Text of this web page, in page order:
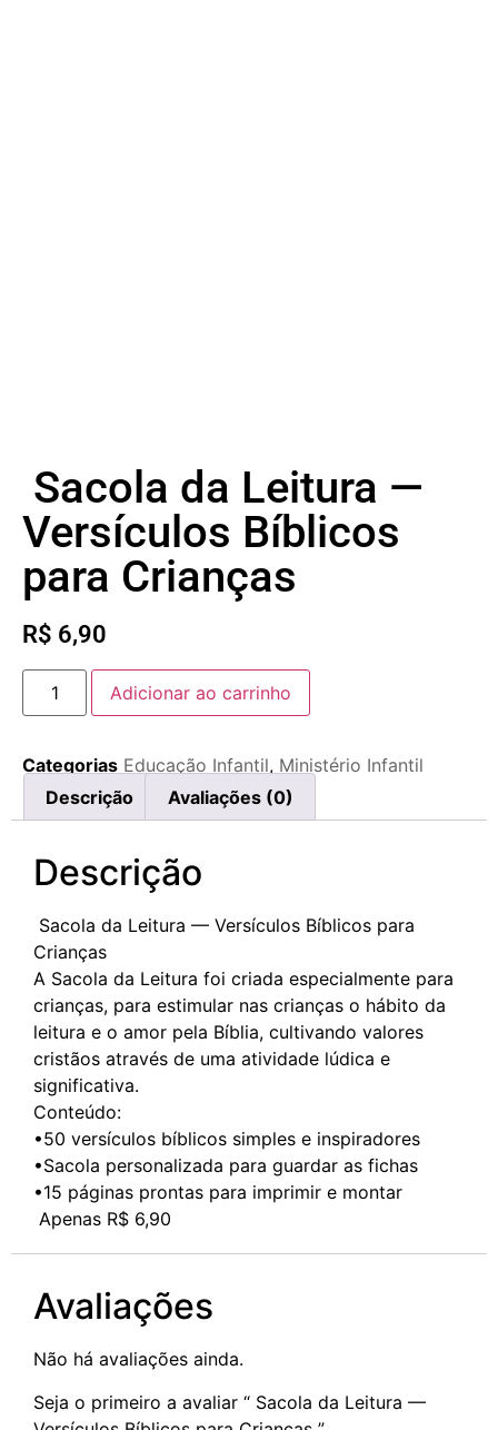
Sacola da Leitura —
Versículos Bíblicos
para Crianças
R$ 6,90
Adicionar ao carrinho
Categorias Educação Infantil, Ministério Infantil
Descrição
Avaliações (0)
Descrição
Sacola da Leitura — Versículos Bíblicos para
Crianças
A Sacola da Leitura foi criada especialmente para
crianças, para estimular nas crianças o hábito da
leitura e o amor pela Bíblia, cultivando valores
cristãos através de uma atividade lúdica e
significativa.
Conteúdo:
•50 versículos bíblicos simples e inspiradores
•Sacola personalizada para guardar as fichas
•15 páginas prontas para imprimir e montar
Apenas R$ 6,90
Avaliações
Não há avaliações ainda.
Seja o primeiro a avaliar “ Sacola da Leitura —